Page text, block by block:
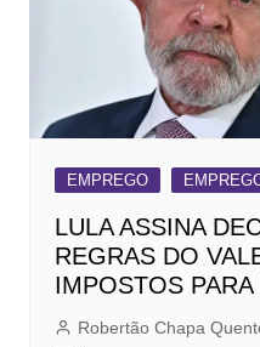
EMPREGO
LULA ASSINA
REGRAS DO
IMPOSTOS
Robertão Chapa